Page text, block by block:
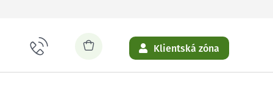
Klientská zóna